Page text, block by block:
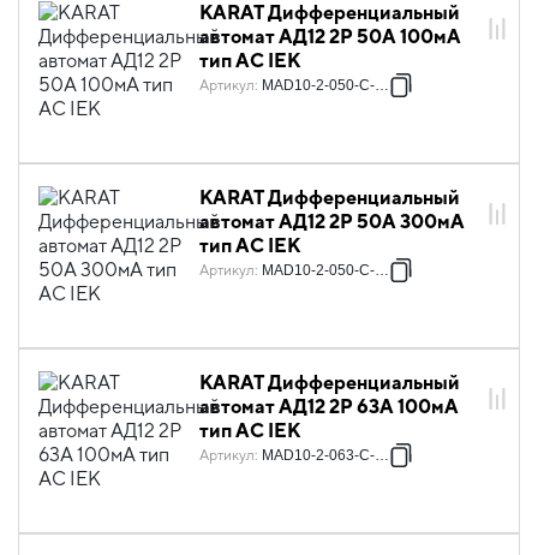
KARAT Дифференциальный
автомат АД12 2P 50А 100мА
тип AC IEK
Артикул: MAD10-2-050-C-100
KARAT Дифференциальный
автомат АД12 2P 50А 300мА
тип AC IEK
Артикул: MAD10-2-050-C-300
KARAT Дифференциальный
автомат АД12 2P 63А 100мА
тип AC IEK
Артикул: MAD10-2-063-C-100